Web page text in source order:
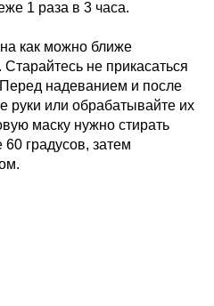
1 раза в 3 часа.
как можно ближе
не прикасаться
Перед надеванием и после
руки или обрабатывайте их
маску нужно стирать
градусов, затем